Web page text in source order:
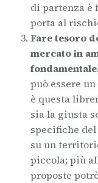
di partenza è
porta al
Fare tesoro
mercato in
può essere
è questa
sia la giusta
specifiche
su un
piccola; più
proposte